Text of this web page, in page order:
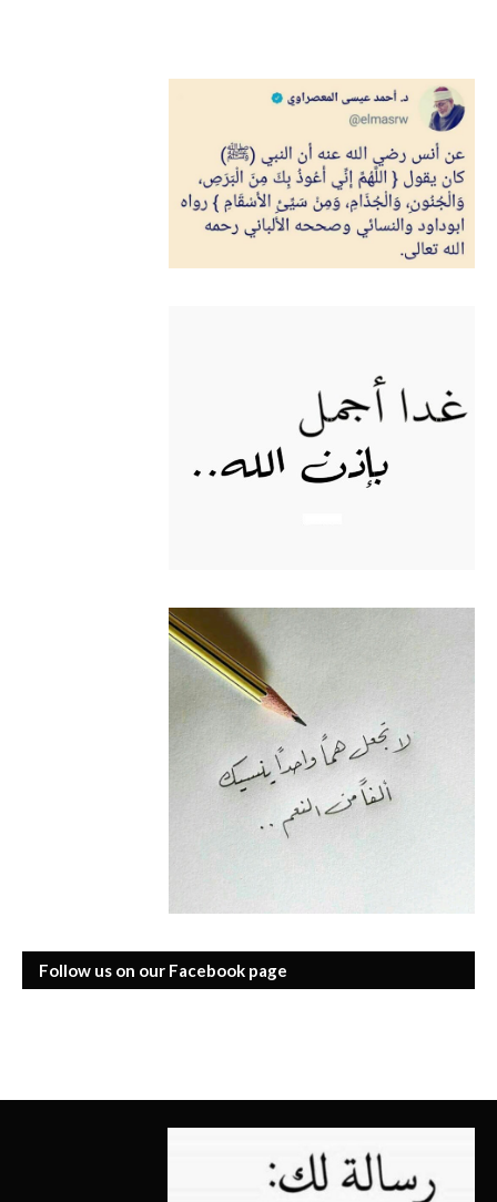
Follow us on our Facebook page